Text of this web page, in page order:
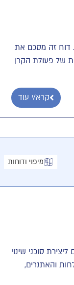
דוח זה מסכם את
של פעולת הקרן
קרא/י עוד
מיפוי ודוחות
סוכני שינוי
והאתגרים,